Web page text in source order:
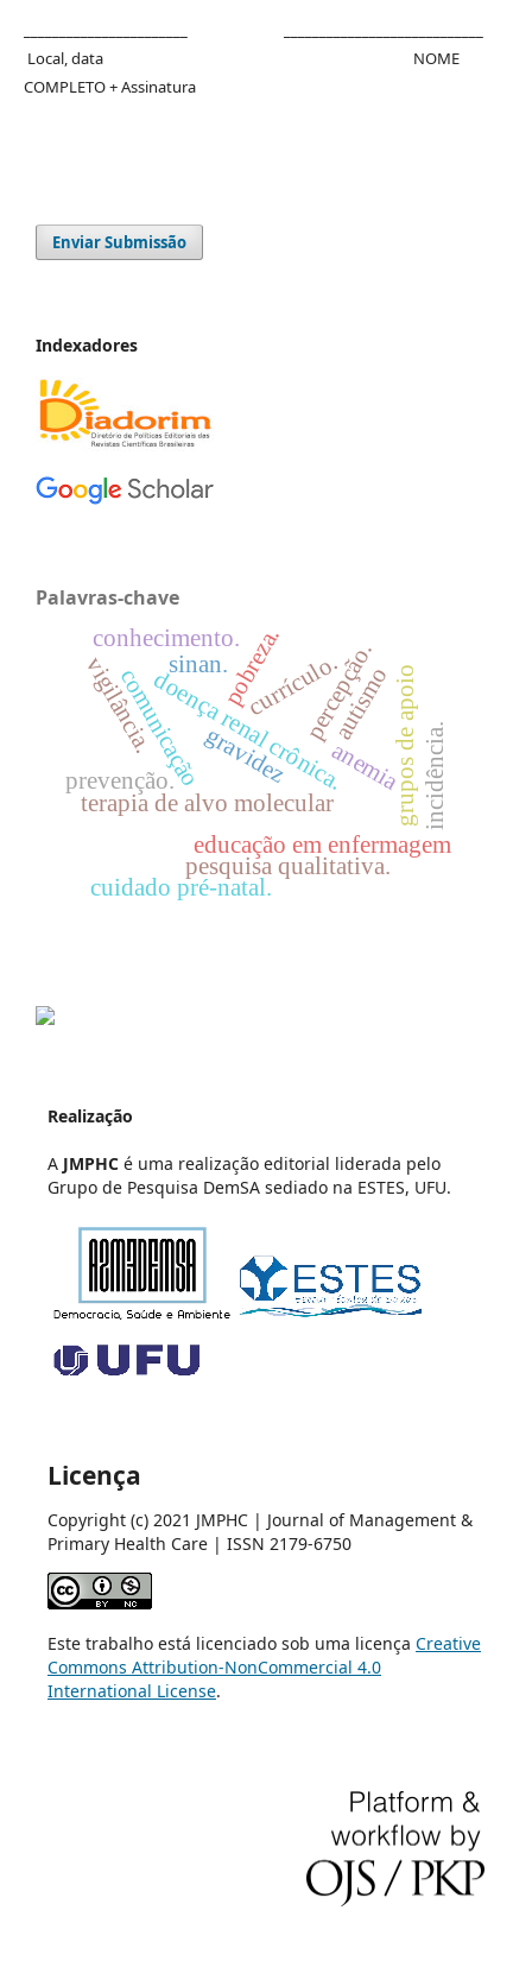
Local, data NOME
COMPLETO + Assinatura
Enviar Submissão
Indexadores
Palavras-chave
terapia de alvo molecular
doença renal crônica.
educação em enfermagem
pesquisa qualitativa.
autismogrupos de apoio
percepção.
comunicação currículo.
pobreza.
vigilância.
anemia
prevenção.
sinan.
cuidado pré-natal.
gravidez
conhecimento.
incidência.
Realização
A JMPHCé uma realização editorial liderada pelo
Grupo de Pesquisa DemSA sediado na ESTES, UFU.
Licença
Copyright (c) 2021 JMPHC | Journal of Management &
Primary Health Care | ISSN 2179-6750
Este trabalho está licenciado sob uma licença Creative
Commons Attribution-NonCommercial 4.0
International License.